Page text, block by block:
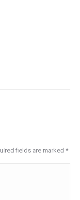
fields are marked *